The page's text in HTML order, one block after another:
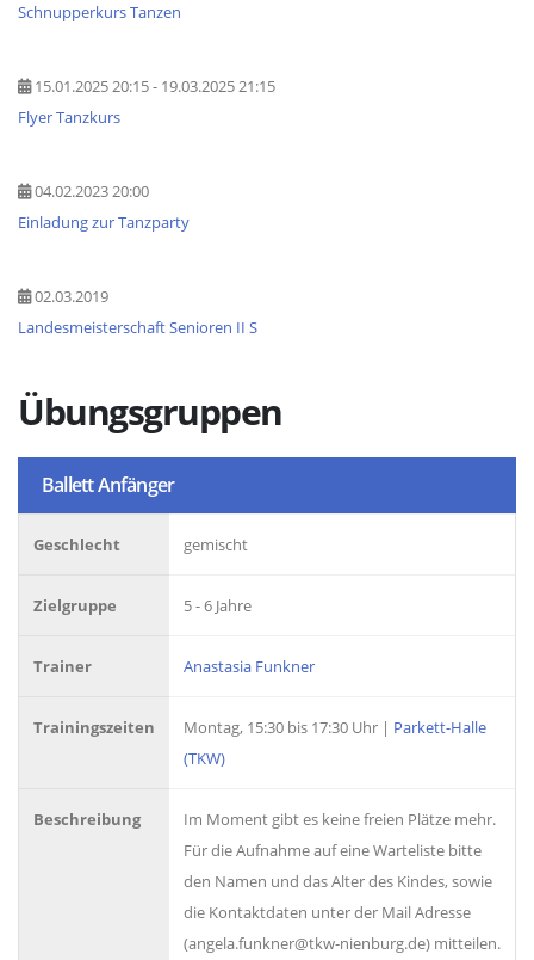
Schnupperkurs Tanzen
15.01.2025 20:15 - 19.03.2025 21:15
Flyer Tanzkurs
04.02.2023 20:00
Einladung zur Tanzparty
02.03.2019
Landesmeisterschaft Senioren II S
Übungsgruppen
Ballett Anfänger
Geschlecht gemischt
Zielgruppe 5 - 6 Jahre
Trainer Anastasia Funkner
Trainingszeiten Montag, 15:30 bis 17:30 Uhr | Parkett-Halle
(TKW)
Beschreibung
Im Moment gibt es keine freien Plätze mehr.
Für die Aufnahme auf eine Warteliste bitte
den Namen und das Alter des Kindes, sowie
die Kontaktdaten unter der Mail Adresse
(angela.funkner@tkw-nienburg.de) mitteilen.